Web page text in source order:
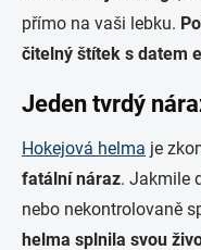
přímo na vaši lebku.
čitelný štítek s datem
Jeden tvrdý
Hokejová helma je
fatální náraz. Jakmile
nebo nekontrolovaně
helma splnila svou